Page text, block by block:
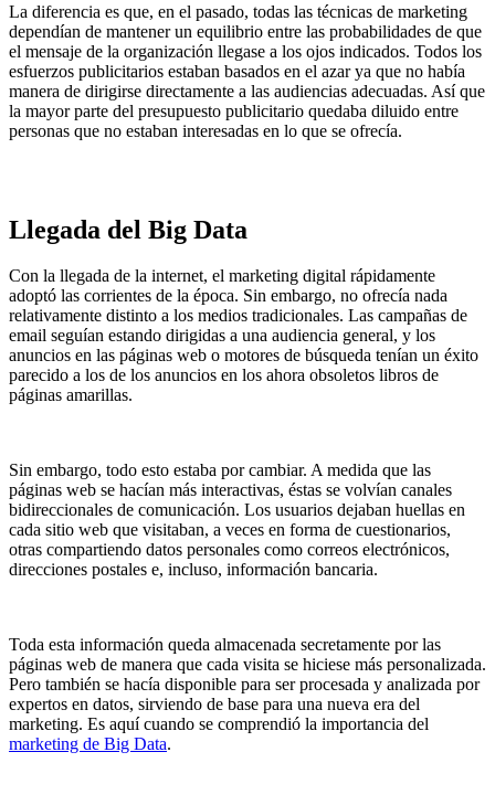
La diferencia es que, en el pasado, todas las técnicas de marketing
dependían de mantener un equilibrio entre las probabilidades de que
el mensaje de la organización llegase a los ojos indicados. Todos los
esfuerzos publicitarios estaban basados en el azar ya que no había
manera de dirigirse directamente a las audiencias adecuadas. Así que
la mayor parte del presupuesto publicitario quedaba diluido entre
personas que no estaban interesadas en lo que se ofrecía.
Llegada del Big Data
Con la llegada de la internet, el marketing digital rápidamente
adoptó las corrientes de la época. Sin embargo, no ofrecía nada
relativamente distinto a los medios tradicionales. Las campañas de
email seguían estando dirigidas a una audiencia general, y los
anuncios en las páginas web o motores de búsqueda tenían un éxito
parecido a los de los anuncios en los ahora obsoletos libros de
páginas amarillas.
Sin embargo, todo esto estaba por cambiar. A medida que las
páginas web se hacían más interactivas, éstas se volvían canales
bidireccionales de comunicación. Los usuarios dejaban huellas en
cada sitio web que visitaban, a veces en forma de cuestionarios,
otras compartiendo datos personales como correos electrónicos,
direcciones postales e, incluso, información bancaria.
Toda esta información queda almacenada secretamente por las
páginas web de manera que cada visita se hiciese más personalizada.
Pero también se hacía disponible para ser procesada y analizada por
expertos en datos, sirviendo de base para una nueva era del
marketing. Es aquí cuando se comprendió la importancia del
marketing de Big Data.